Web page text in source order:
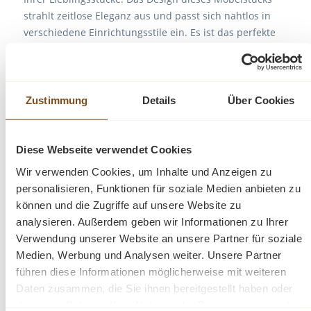
Zustimmung Details Über Cookies
Diese Webseite verwendet Cookies
Wir verwenden Cookies, um Inhalte und Anzeigen zu
personalisieren, Funktionen für soziale Medien anbieten zu
können und die Zugriffe auf unsere Website zu
analysieren. Außerdem geben wir Informationen zu Ihrer
Verwendung unserer Website an unsere Partner für soziale
Medien, Werbung und Analysen weiter. Unsere Partner
führen diese Informationen möglicherweise mit weiteren
Daten zusammen, die Sie ihnen bereitgestellt haben oder
strahlt zeitlose Eleganz aus und passt sich nahtlos in
verschiedene Einrichtungsstile ein. Es ist das perfekte
Mit seiner exzellenten Verarbeitung garantiert dieses
wird auch Ihre Freude und Bewunderung langfristig
Abmessungen: H: 210 cm, B: 110 cm, T: 39 cm
Massivholz Möbel
Landhausstil
100% Kiefernholz
Einlegeböden verstellbar